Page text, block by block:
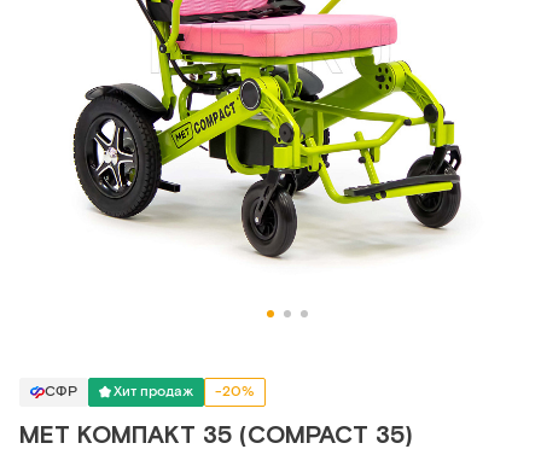
СФР Хит продаж -20%
MET КОМПАКТ 35 (COMPACT 35)